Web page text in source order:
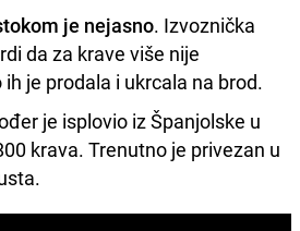
je nejasno. Izvoznička
da za krave više nije
je prodala i ukrcala na brod.
je isplovio iz Španjolske u
krava. Trenutno je privezan u